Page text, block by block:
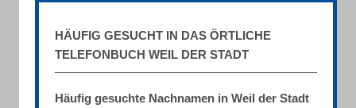
HÄUFIG GESUCHT IN DAS ÖRTLICHE
TELEFONBUCH WEIL DER STADT
Häufig gesuchte Nachnamen in Weil der Stadt